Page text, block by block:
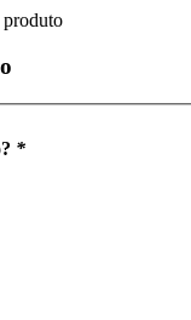
produto
*